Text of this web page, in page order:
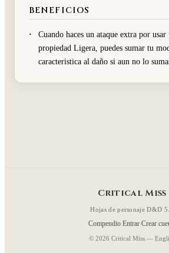
BENEFICIOS
Cuando haces un ataque extra por
propiedad Ligera, puedes sumar tu
caracteristica al daño si aun no lo
Critical Miss
Hojas de personaje D&D
Compendio·Entrar·Crear
© 2026 Critical Miss —